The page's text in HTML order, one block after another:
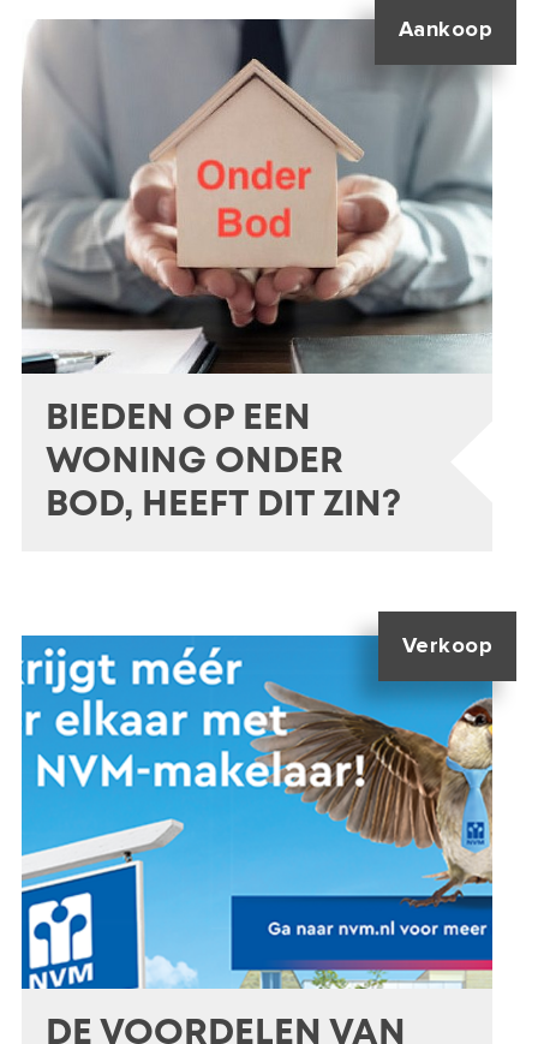
Aankoop
BIEDEN OP EEN
WONING ONDER
BOD, HEEFT DIT ZIN?
Verkoop
DE VOORDELEN VAN